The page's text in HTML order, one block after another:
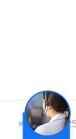
访问量：